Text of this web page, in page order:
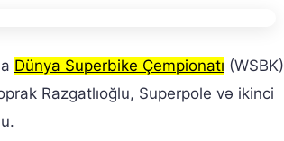
Dünya Superbike Çempionatı (WSBK)
Razgatlıoğlu, Superpole və ikinci